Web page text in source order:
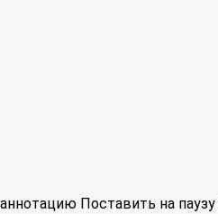
аннотацию Поставить на паузу